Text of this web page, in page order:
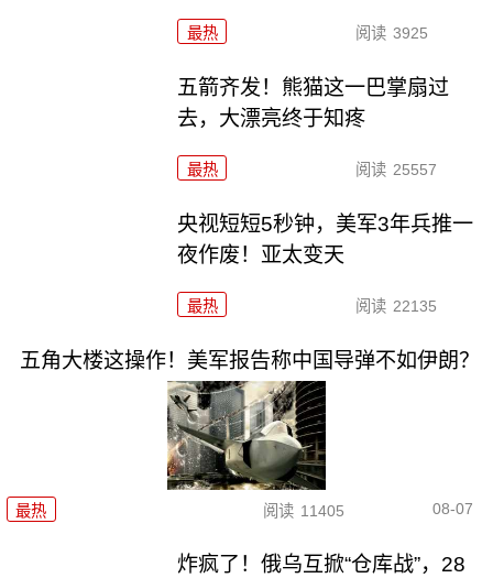
最热 阅读 3925
五箭齐发！熊猫这一巴掌扇过
去，大漂亮终于知疼
最热 阅读 25557
央视短短5秒钟，美军3年兵推一
夜作废！亚太变天
最热 阅读 22135
五角大楼这操作！美军报告称中国导弹不如伊朗？
最热 阅读 11405 08-07
炸疯了！俄乌互掀“仓库战”，28